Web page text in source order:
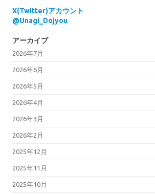
X(Twitter)アカウント
@Unagi_Dojyou
アーカイブ
2026年7月
2026年6月
2026年5月
2026年4月
2026年3月
2026年2月
2025年12月
2025年11月
2025年10月